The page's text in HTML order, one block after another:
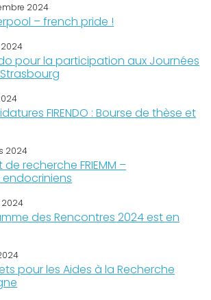
2024
– french pride !
2024
pour la participation aux Journées
Strasbourg
FIRENDO : Bourse de thèse et
2024
recherche FRIEMM –
2024
des Rencontres 2024 est en
pour les Aides à la Recherche